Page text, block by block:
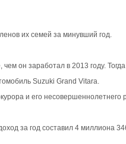
их семей за минувший год.
он заработал в 2013 году.
Suzuki Grand Vitara.
и его
за год составил 4 миллиона